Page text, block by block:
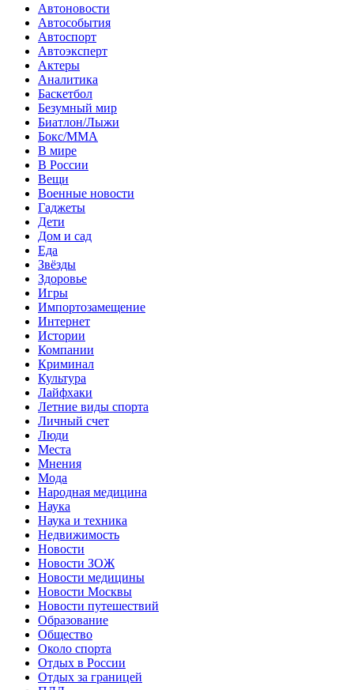
Автоновости
Автособытия
Автоспорт
Автоэксперт
Актеры
Аналитика
Баскетбол
Безумный мир
Биатлон/Лыжи
Бокс/MMA
В мире
В России
Вещи
Военные новости
Гаджеты
Дети
Дом и сад
Еда
Звёзды
Здоровье
Игры
Импортозамещение
Интернет
Истории
Компании
Криминал
Культура
Лайфхаки
Летние виды спорта
Личный счет
Люди
Места
Мнения
Мода
Народная медицина
Наука
Наука и техника
Недвижимость
Новости
Новости ЗОЖ
Новости медицины
Новости Москвы
Новости путешествий
Образование
Общество
Около спорта
Отдых в России
Отдых за границей